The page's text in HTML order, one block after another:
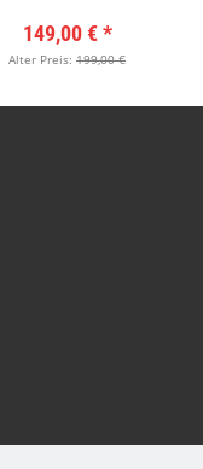
149,00 € *
Alter Preis: 199,00 €